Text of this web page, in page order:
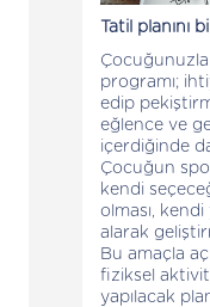
Tatil planını
Çocuğunuzla
programı;
edip
eğlence ve
içerdiğinde
Çocuğun
kendi
olması,
alarak
Bu amaçla
fiziksel
yapılacak